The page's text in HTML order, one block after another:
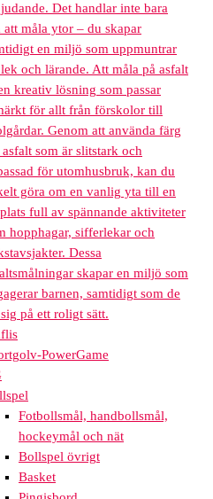
Det handlar inte bara
att måla ytor – du skapar
en miljö som uppmuntrar
och lärande. Att måla på asfalt
kreativ lösning som passar
för allt från förskolor till
Genom att använda färg
som är slitstark och
för utomhusbruk, kan du
göra om en vanlig yta till en
full av spännande aktiviteter
hopphagar, sifferlekar och
Dessa
skapar en miljö som
barnen, samtidigt som de
på ett roligt sätt.
PowerGame
Fotbollsmål, handbollsmål,
hockeymål och nät
Bollspel övrigt
Basket